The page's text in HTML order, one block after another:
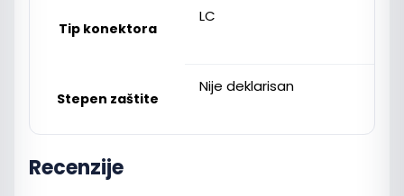
Tip konektora
LC
Stepen zaštite
Nije deklarisan
Recenzije